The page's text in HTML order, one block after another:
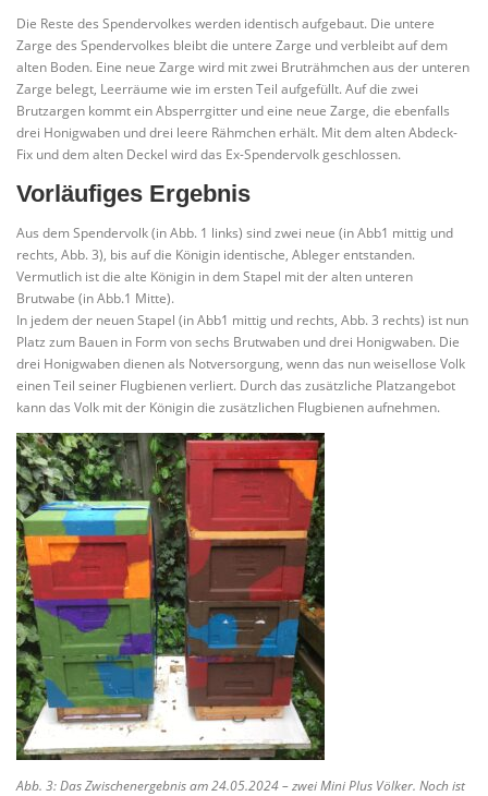
Die Reste des Spendervolkes werden identisch aufgebaut. Die untere
Zarge des Spendervolkes bleibt die untere Zarge und verbleibt auf dem
alten Boden. Eine neue Zarge wird mit zwei Bruträhmchen aus der unteren
Zarge belegt, Leerräume wie im ersten Teil aufgefüllt. Auf die zwei
Brutzargen kommt ein Absperrgitter und eine neue Zarge, die ebenfalls
drei Honigwaben und drei leere Rähmchen erhält. Mit dem alten Abdeck-
Fix und dem alten Deckel wird das Ex-Spendervolk geschlossen.
Vorläufiges Ergebnis
Aus dem Spendervolk (in Abb. 1 links) sind zwei neue (in Abb1 mittig und
rechts, Abb. 3), bis auf die Königin identische, Ableger entstanden.
Vermutlich ist die alte Königin in dem Stapel mit der alten unteren
Brutwabe (in Abb.1 Mitte).
In jedem der neuen Stapel (in Abb1 mittig und rechts, Abb. 3 rechts) ist nun
Platz zum Bauen in Form von sechs Brutwaben und drei Honigwaben. Die
drei Honigwaben dienen als Notversorgung, wenn das nun weisellose Volk
einen Teil seiner Flugbienen verliert. Durch das zusätzliche Platzangebot
kann das Volk mit der Königin die zusätzlichen Flugbienen aufnehmen.
Abb. 3: Das Zwischenergebnis am 24.05.2024 – zwei Mini Plus Völker. Noch ist